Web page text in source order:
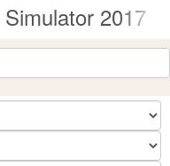
2017